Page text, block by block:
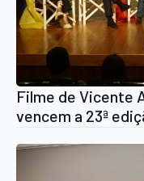
Filme de Vicente
vencem a 23ª